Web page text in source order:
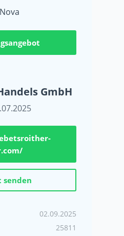
GmbH
senden
02.09.2025
25811